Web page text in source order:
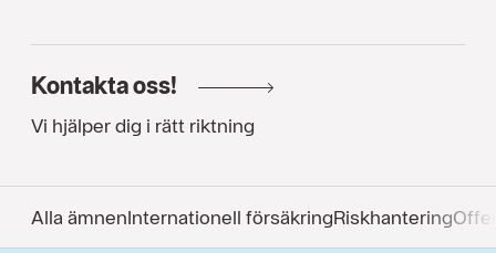
Kontakta oss!
Vi hjälper dig i rätt riktning
Alla ämnenInternationell försäkringRiskhantering